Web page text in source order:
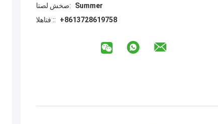
اتصل شخص:
Summer
الهاتف ::
+8613728619758